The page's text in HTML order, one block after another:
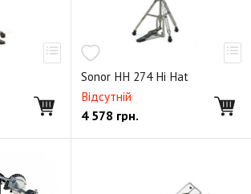
Sonor HH 274 Hi Hat
Відсутній
4 578 грн.